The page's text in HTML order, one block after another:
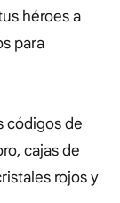
héroes a
para
códigos de
cajas de
rojos y